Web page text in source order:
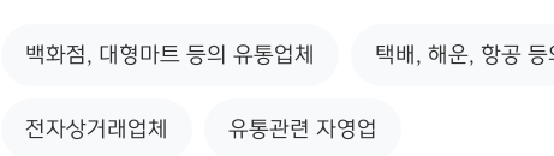
백화점, 대형마트 등의 유통업체 택배, 해운, 항공 등
전자상거래업체 유통관련 자영업